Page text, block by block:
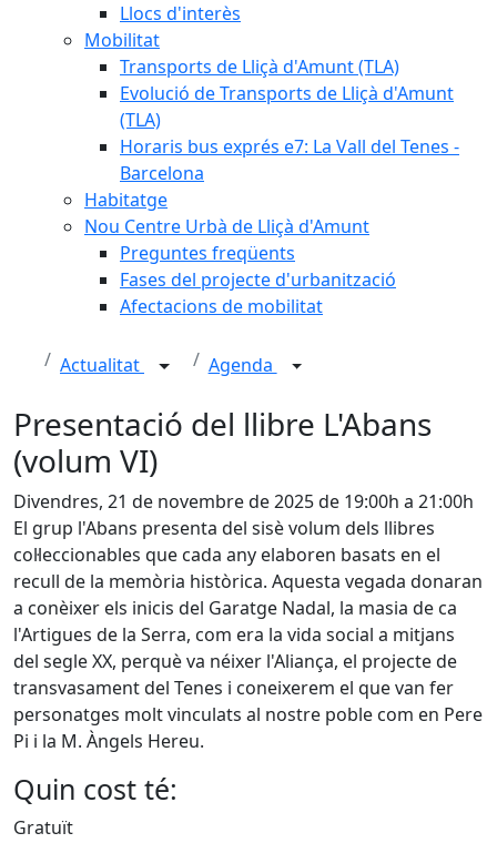
Llocs d'interès
Mobilitat
Transports de Lliçà d'Amunt (TLA)
Evolució de Transports de Lliçà d'Amunt
(TLA)
Horaris bus exprés e7: La Vall del Tenes -
Barcelona
Habitatge
Nou Centre Urbà de Lliçà d'Amunt
Preguntes freqüents
Fases del projecte d'urbanització
Afectacions de mobilitat
Actualitat Agenda
Presentació del llibre L'Abans
(volum VI)
Divendres, 21 de novembre de 2025 de 19:00h a 21:00h
El grup l'Abans presenta del sisè volum dels llibres
col·leccionables que cada any elaboren basats en el
recull de la memòria històrica. Aquesta vegada donaran
a conèixer els inicis del Garatge Nadal, la masia de ca
l'Artigues de la Serra, com era la vida social a mitjans
del segle XX, perquè va néixer l'Aliança, el projecte de
transvasament del Tenes i coneixerem el que van fer
personatges molt vinculats al nostre poble com en Pere
Pi i la M. Àngels Hereu.
Quin cost té:
Gratuït